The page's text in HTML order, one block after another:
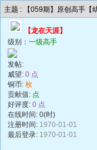
主题 : 【059期】原创高手【
【龙在天涯】
级别： 一级高手
发帖:
威望: 0 点
铜币: 枚
贡献值: 点
好评度: 0 点
在线时间: 0(时)
注册时间: 1970-01-01
最后登录: 1970-01-01